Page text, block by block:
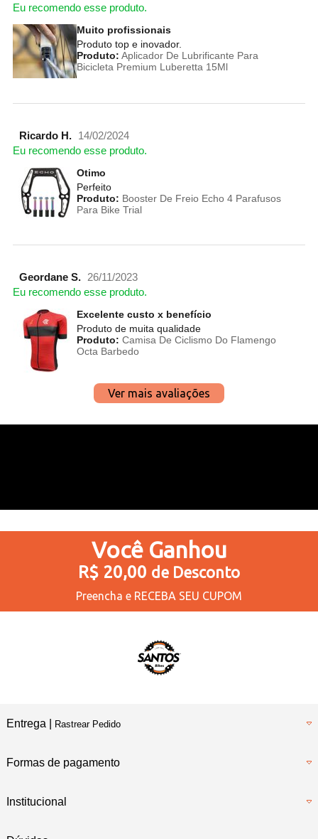
Eu recomendo esse produto.
Muito profissionais
Produto top e inovador.
Produto: Aplicador De Lubrificante Para
Bicicleta Premium Luberetta 15Ml
Ricardo H.
14/02/2024
Eu recomendo esse produto.
Otimo
Perfeito
Produto: Booster De Freio Echo 4 Parafusos
Para Bike Trial
Geordane S.
26/11/2023
Eu recomendo esse produto.
Excelente custo x benefício
Produto de muita qualidade
Produto: Camisa De Ciclismo Do Flamengo
Octa Barbedo
Ver mais avaliações
Você Ganhou
R$ 20,00 de Desconto
Preencha e RECEBA SEU CUPOM
Entrega | Rastrear Pedido
Formas de pagamento
Institucional